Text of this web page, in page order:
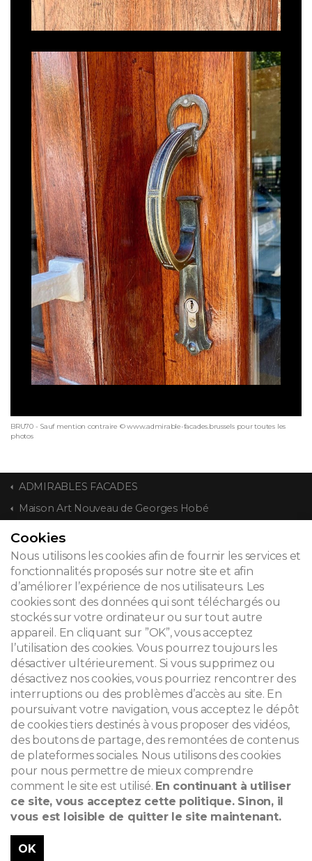
BRU70 - Sauf mention contraire © www.admirable-facades.brussels pour toutes les
photos
ADMIRABLES FACADES
Maison Art Nouveau de Georges Hobé
CONTACT
© 2026
Mentions légales
Newsletter
Recherche
Cookies
Nous utilisons les cookies afin de fournir les services et
fonctionnalités proposés sur notre site et afin
d’améliorer l’expérience de nos utilisateurs. Les
cookies sont des données qui sont téléchargés ou
stockés sur votre ordinateur ou sur tout autre
appareil. En cliquant sur ”OK”, vous acceptez
l’utilisation des cookies. Vous pourrez toujours les
désactiver ultérieurement. Si vous supprimez ou
désactivez nos cookies, vous pourriez rencontrer des
interruptions ou des problèmes d’accès au site. En
poursuivant votre navigation, vous acceptez le dépôt
de cookies tiers destinés à vous proposer des vidéos,
des boutons de partage, des remontées de contenus
de plateformes sociales. Nous utilisons des cookies
pour nous permettre de mieux comprendre
comment le site est utilisé. En continuant à utiliser
ce site, vous acceptez cette politique. Sinon, il
vous est loisible de quitter le site maintenant.
OK